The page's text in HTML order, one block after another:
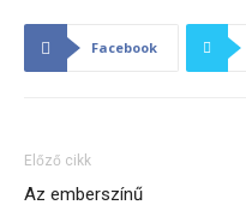
Facebook
Előző cikk
Az emberszínű